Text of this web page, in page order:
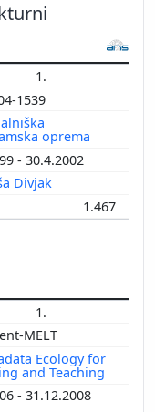
1.
1539
oprema
- 30.4.2002
Divjak
1.467
1.
MELT
Ecology for
and Teaching
- 31.12.2008